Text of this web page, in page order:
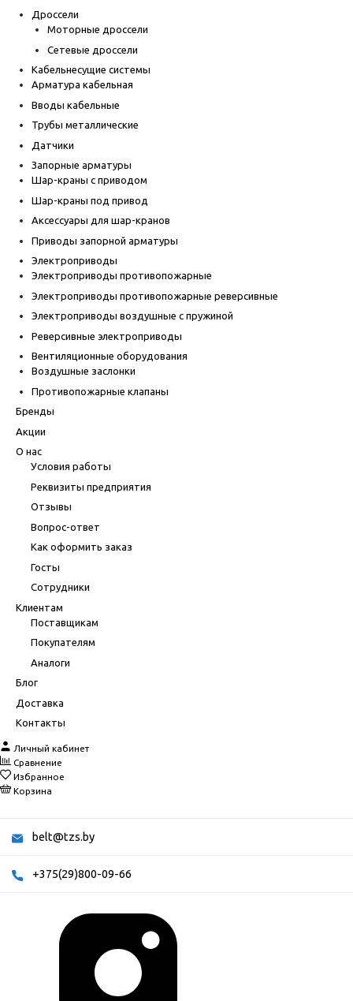
Дроссели
Моторные дроссели
Сетевые дроссели
Кабельнесущие системы
Арматура кабельная
Вводы кабельные
Трубы металлические
Датчики
Запорные арматуры
Шар-краны с приводом
Шар-краны под привод
Аксессуары для шар-кранов
Приводы запорной арматуры
Электроприводы
Электроприводы противопожарные
Электроприводы противопожарные реверсивные
Электроприводы воздушные с пружиной
Реверсивные электроприводы
Вентиляционные оборудования
Воздушные заслонки
Противопожарные клапаны
Бренды
Акции
О нас
Условия работы
Реквизиты предприятия
Отзывы
Вопрос-ответ
Как оформить заказ
Госты
Сотрудники
Клиентам
Поставщикам
Покупателям
Аналоги
Блог
Доставка
Контакты
Личный кабинет
Сравнение
Избранное
Корзина
belt@tzs.by
+375(29)800-09-66